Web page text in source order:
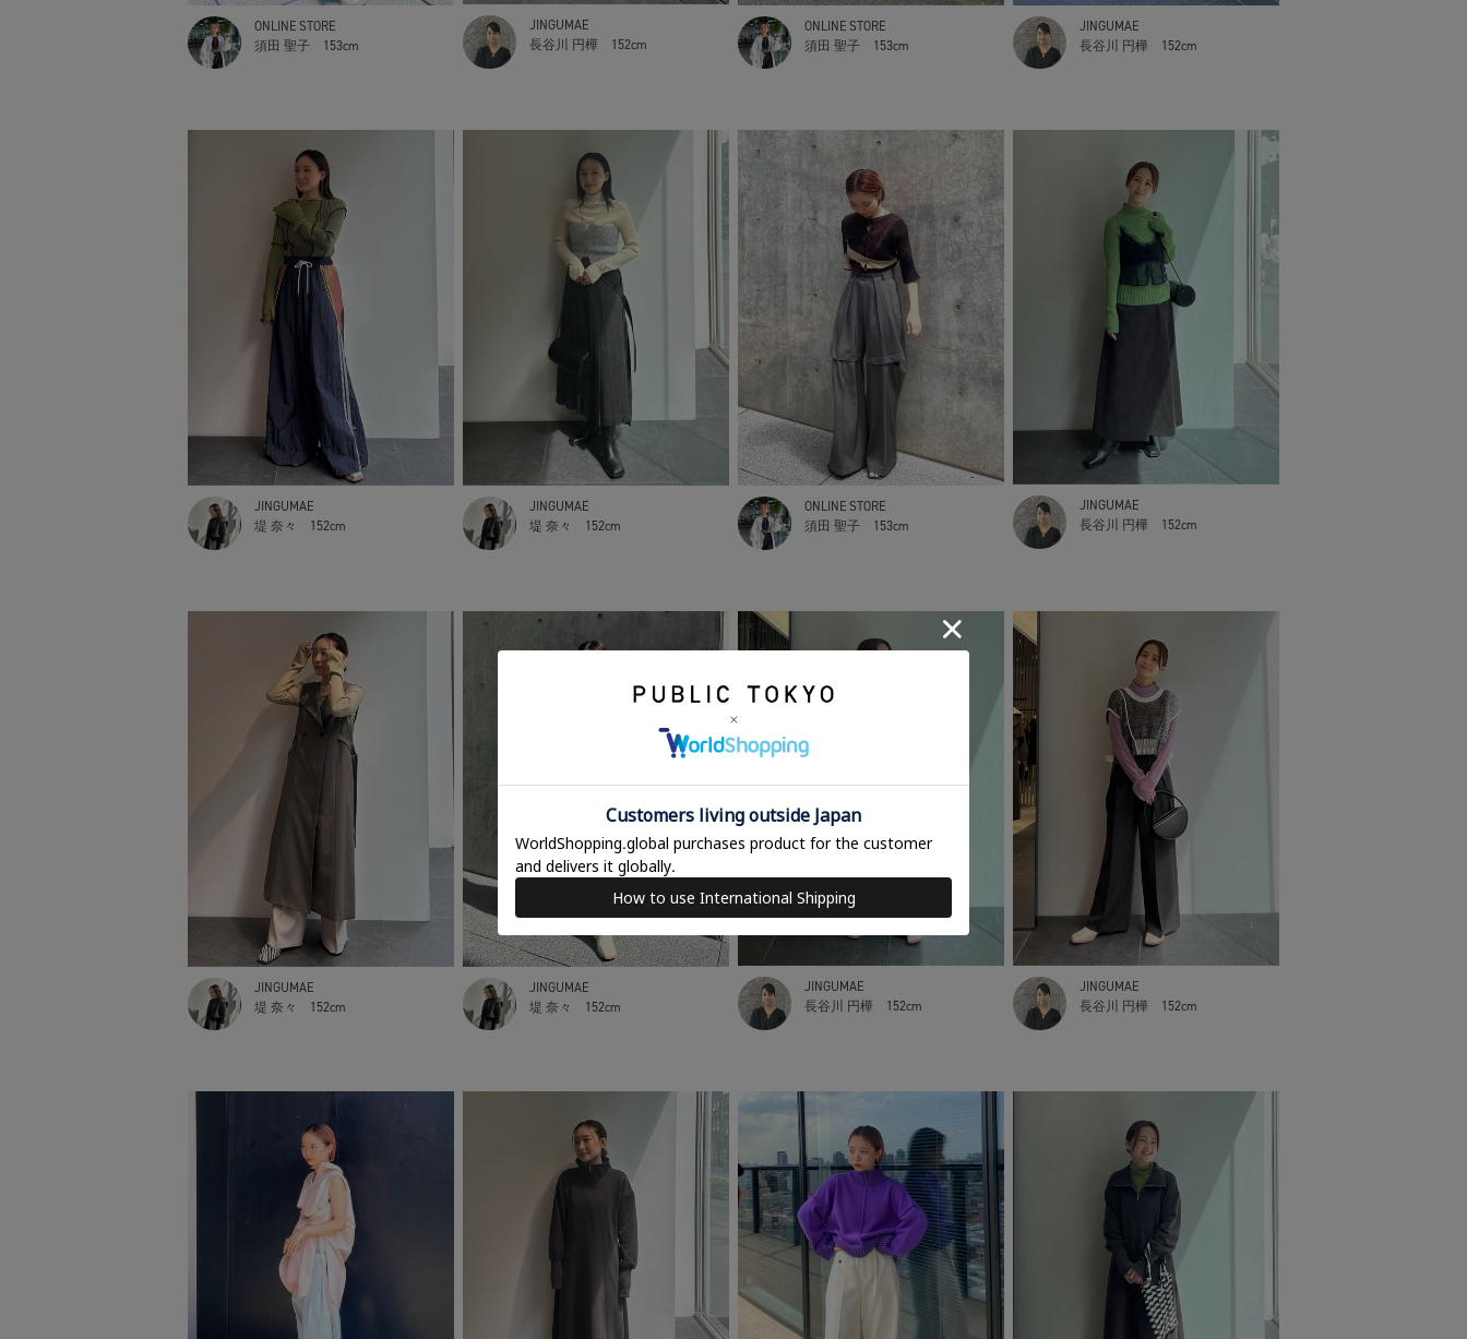
ONLINE STORE
須田 聖子
153cm
JINGUMAE
長谷川 円樺
152cm
ONLINE STORE
須田 聖子
153cm
JINGUMAE
長谷川 円樺
152cm
JINGUMAE
堤 奈々
152cm
JINGUMAE
堤 奈々
152cm
ONLINE STORE
須田 聖子
153cm
JINGUMAE
長谷川 円樺
152cm
JINGUMAE
堤 奈々
152cm
JINGUMAE
堤 奈々
152cm
JINGUMAE
長谷川 円樺
152cm
JINGUMAE
長谷川 円樺
152cm